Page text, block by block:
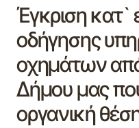
Έγκριση κατ`
οδήγησης
οχημάτων
Δήμου μας
οργανική